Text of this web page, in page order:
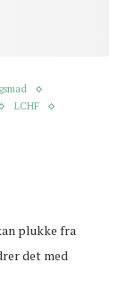
LCHF
plukke fra
det med